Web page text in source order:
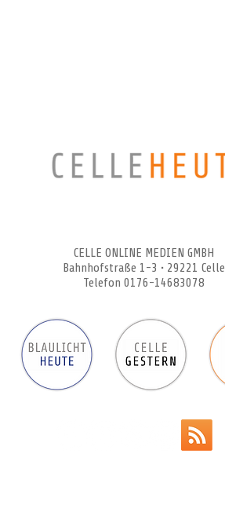
CELLE ONLINE MEDIEN GMBH
Bahnhofstraße 1-3 • 29221 Celle
Telefon 0176-14683078